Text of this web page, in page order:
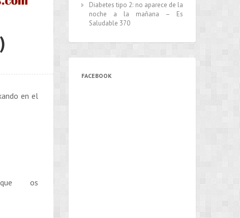
en el
os
Diabetes tipo 2: no aparece de la
noche a la mañana – Es
Saludable 370
FACEBOOK